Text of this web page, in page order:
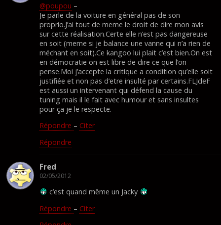
@poupou –
Je parle de la voiture en général pas de son
proprio.J’ai tout de meme le droit de dire mon avis
sur cette réalisation.Certe elle n’est pas dangereuse
en soit (meme si je balance une vanne qui n’a rien de
méchant en soit).Ce kangoo lui plait c’est bien.On est
en démocratie on est libre de dire ce que l’on
pense.Moi j’accepte la critique a condition qu’elle soit
justifiée et non pas d’etre insulté par certains.FLJdeF
est aussi un intervenant qui défend la cause du
tuning mais il le fait avec humour et sans insultes
pour ça je le respecte.
Répondre – Citer
Répondre
Fred
02/05/2012
c’est quand même un Jacky
Répondre – Citer